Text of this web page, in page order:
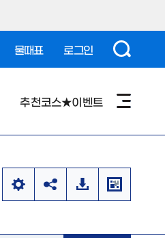
물때표 로그인
추천코스★이벤트